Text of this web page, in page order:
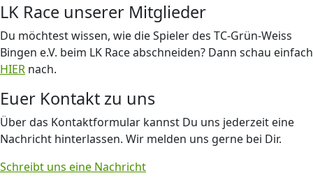
LK Race unserer Mitglieder
Du möchtest wissen, wie die Spieler des TC-Grün-Weiss
Bingen e.V. beim LK Race abschneiden? Dann schau einfach
HIER nach.
Euer Kontakt zu uns
Über das Kontaktformular kannst Du uns jederzeit eine
Nachricht hinterlassen. Wir melden uns gerne bei Dir.
Schreibt uns eine Nachricht